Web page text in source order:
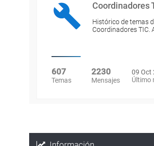
Coordinadores
Histórico de temas
Coordinadores TIC.
607
Temas
2230
Mensajes
09 Oct
Último